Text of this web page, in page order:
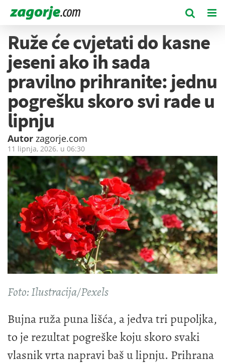
Ruže će cvjetati do kasne
jeseni ako ih sada
pravilno prihranite: jednu
pogrešku skoro svi rade u
lipnju
Autor zagorje.com
11 lipnja, 2026. u 06:30
Foto: Ilustracija/Pexels
Bujna ruža puna lišća, a jedva tri pupoljka,
to je rezultat pogreške koju skoro svaki
vlasnik vrta napravi baš u lipnju. Prihrana